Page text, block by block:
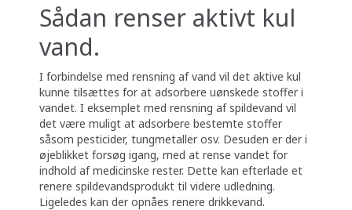
Sådan renser aktivt kul
vand.
I forbindelse med rensning af vand vil det aktive kul
kunne tilsættes for at adsorbere uønskede stoffer i
vandet. I eksemplet med rensning af spildevand vil
det være muligt at adsorbere bestemte stoffer
såsom pesticider, tungmetaller osv. Desuden er der i
øjeblikket forsøg igang, med at rense vandet for
indhold af medicinske rester. Dette kan efterlade et
renere spildevandsprodukt til videre udledning.
Ligeledes kan der opnåes renere drikkevand.